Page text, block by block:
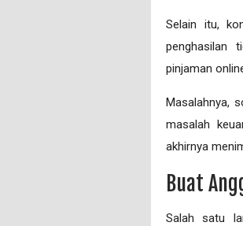
Selain itu,
penghasilan
pinjaman
Masalahnya,
masalah
akhirnya
Buat
Salah satu